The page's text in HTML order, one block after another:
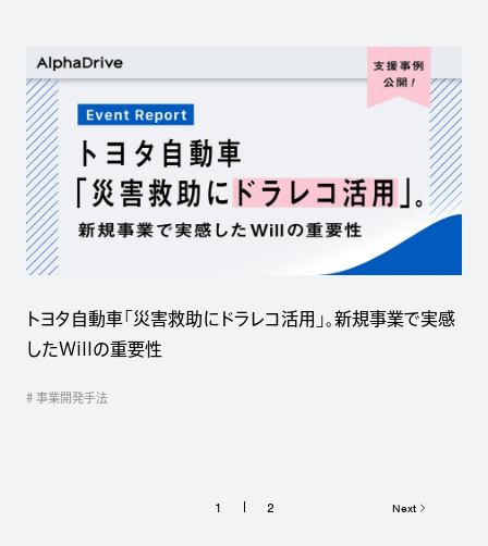
トヨタ自動車「災害救助にドラレコ活用」。新規事業で実感
したWillの重要性
# 事業開発手法
1 2 Next